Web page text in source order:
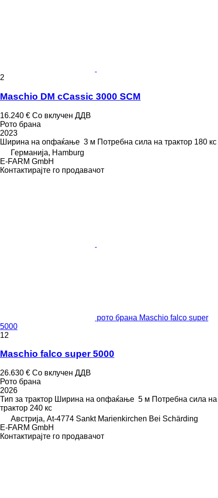
2
Maschio DM cCassic 3000 SCM
16.240 € Со вклучен ДДВ
Рото брана
2023
Ширина на опфаќање 3 м Потребна сила на трактор 180 кс
Германија, Hamburg
E-FARM GmbH
Контактирајте го продавачот
рото брана Maschio falco super
5000
12
Maschio falco super 5000
26.630 € Со вклучен ДДВ
Рото брана
2026
Тип за трактор Ширина на опфаќање 5 м Потребна сила на
трактор 240 кс
Австрија, At-4774 Sankt Marienkirchen Bei Schärding
E-FARM GmbH
Контактирајте го продавачот